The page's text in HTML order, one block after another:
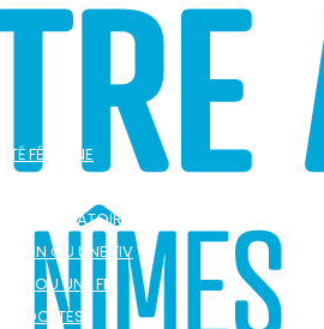
FÉMININE
LABORATOIRE AMP
OU UNE FIV
OU UNE FIV
OVOCYTES